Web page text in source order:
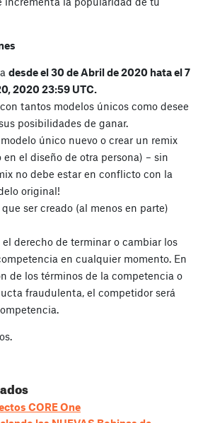
desde el 30 de Abril de 2020 hata el 7
2020 23:59 UTC.
tantos modelos únicos como desee
posibilidades de ganar.
único nuevo o crear un remix
en el diseño de otra persona) – sin
no debe estar en conflicto con la
original!
ser creado (al menos en parte)
el derecho de terminar o cambiar los
en cualquier momento. En
de los términos de la competencia o
fraudulenta, el competidor será
CORE One